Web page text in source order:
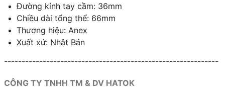
Đường kính tay cầm: 36mm
Chiều dài tổng thể: 66mm
Thương hiệu: Anex
Xuất xứ: Nhật Bản
-------------------------------------------------------------
CÔNG TY TNHH TM & DV HATOK